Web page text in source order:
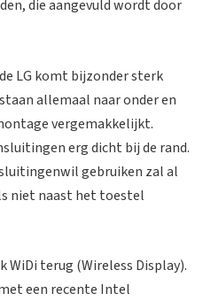
die aangevuld wordt door
LG komt bijzonder sterk
allemaal naar onder en
vergemakkelijkt.
erg dicht bij de rand.
gebruiken zal al
niet naast het toestel
WiDi terug (Wireless Display).
een recente Intel